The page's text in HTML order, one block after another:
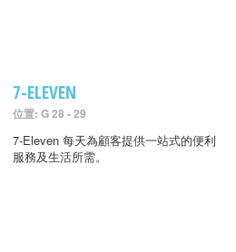
7-ELEVEN
位置: G 28 - 29
7-Eleven 每天為顧客提供一站式的便利
服務及生活所需。